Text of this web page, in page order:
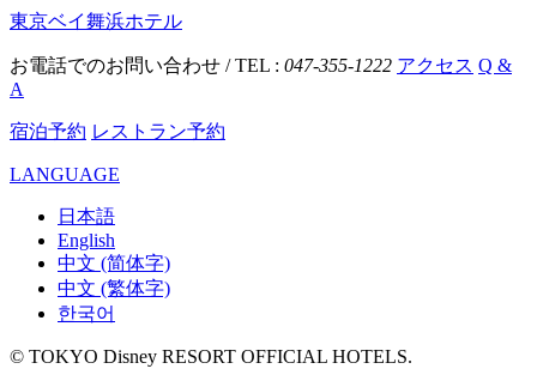
東京ベイ舞浜ホテル
お電話でのお問い合わせ / TEL : 047-355-1222 アクセス Q &
A
宿泊予約 レストラン予約
LANGUAGE
日本語
English
中文 (简体字)
中文 (繁体字)
한국어
© TOKYO Disney RESORT OFFICIAL HOTELS.